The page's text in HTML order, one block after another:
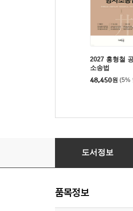
2027 홍형철
소송법
48,450원 (5%
2027 홍형철 형사소
도서정보
품목정보